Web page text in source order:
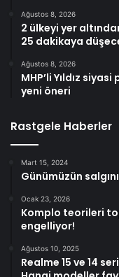
Ağustos 8, 2026
2 ülkeyi yer
25 dakikaya
Ağustos 8, 2026
MHP’li Yıldız
yeni öneri
Rastgele Haberler
Mart 15, 2024
Günümüzün
Ocak 23, 2026
Komplo teorileri
engelliyor!
Ağustos 10, 2025
Realme 15 ve 14